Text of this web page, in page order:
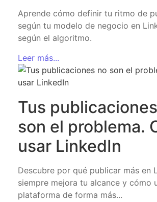
Aprende cómo definir tu ritmo de
según tu modelo de negocio en
según el algoritmo.
Leer más...
Tus
son el problema.
usar LinkedIn
Descubre por qué publicar más en
siempre mejora tu alcance y cómo
plataforma de forma más...